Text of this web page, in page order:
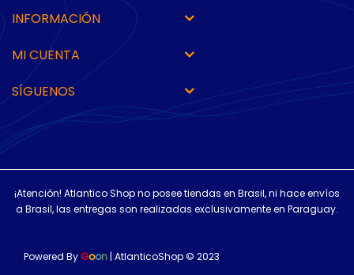
INFORMACIÓN
MI CUENTA
SÍGUENOS
¡Atención! Atlantico Shop no posee tiendas en Brasil, ni hace envíos
a Brasil, las entregas son realizadas exclusivamente en Paraguay.
Powered By Goon | AtlanticoShop © 2023